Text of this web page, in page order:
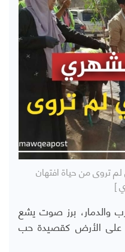
تروى من حياة افتهان
]
والدمار، برز صوت يشع
الأرض كقصيدة حب